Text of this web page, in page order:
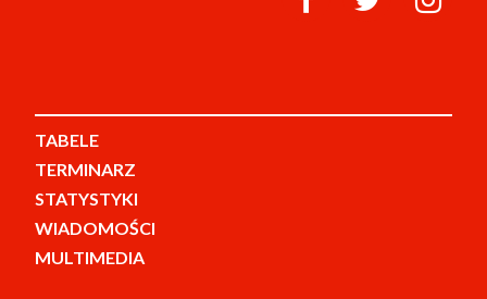
TABELE
TERMINARZ
STATYSTYKI
WIADOMOŚCI
MULTIMEDIA